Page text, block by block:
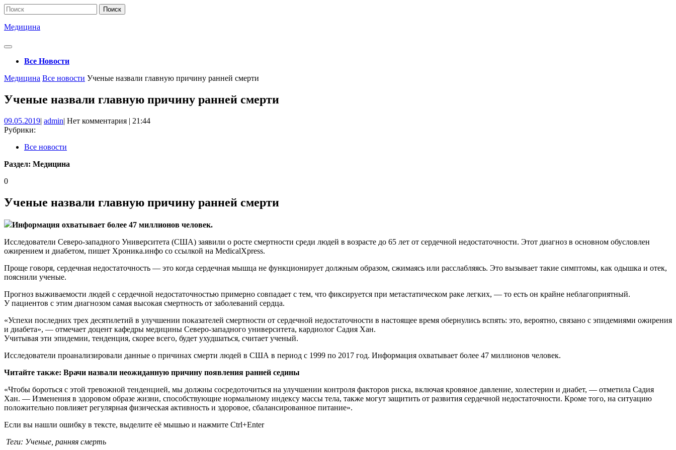
Перейти
к
содержимому
Поиск
по:
Медицина
Кнопка
ОткрытьВсе Новости
Кнопка
Медицина Все новости Ученые назвали главную причину ранней смерти
Ученые назвали главную причину ранней смерти
09.05.201909.05.2019
| adminadmin
| Нет комментария | 21:44
Рубрики:
Все новости
Раздел: Медицина
0
Ученые назвали главную причину ранней смерти
Информация охватывает более 47 миллионов человек.
Исследователи Северо-западного Университета (США) заявили о росте смертности среди людей в возрасте до 65 лет от сердечной недостаточности. Этот диагноз в основном обусловлен
ожирением и диабетом, пишет Хроника.инфо со ссылкой на MedicalXpress.
Проще говоря, сердечная недостаточность — это когда сердечная мышца не функционирует должным образом, сжимаясь или расслабляясь. Это вызывает такие симптомы, как одышка и отек,
пояснили ученые.
Прогноз выживаемости людей с сердечной недостаточностью примерно совпадает с тем, что фиксируется при метастатическом раке легких, — то есть он крайне неблагоприятный.
У пациентов с этим диагнозом самая высокая смертность от заболеваний сердца.
«Успехи последних трех десятилетий в улучшении показателей смертности от сердечной недостаточности в настоящее время обернулись вспять: это, вероятно, связано с эпидемиями ожирения
и диабета», — отмечает доцент кафедры медицины Северо-западного университета, кардиолог Садия Хан.
Учитывая эти эпидемии, тенденция, скорее всего, будет ухудшаться, считает ученый.
Исследователи проанализировали данные о причинах смерти людей в США в период с 1999 по 2017 год. Информация охватывает более 47 миллионов человек.
Читайте также: Врачи назвали неожиданную причину появления ранней седины
«Чтобы бороться с этой тревожной тенденцией, мы должны сосредоточиться на улучшении контроля факторов риска, включая кровяное давление, холестерин и диабет, — отметила Садия
Хан. — Изменения в здоровом образе жизни, способствующие нормальному индексу массы тела, также могут защитить от развития сердечной недостаточности. Кроме того, на ситуацию
положительно повлияет регулярная физическая активность и здоровое, сбалансированное питание».
Если вы нашли ошибку в тексте, выделите её мышью и нажмите Ctrl+Enter
Теги: Ученые, ранняя смерть